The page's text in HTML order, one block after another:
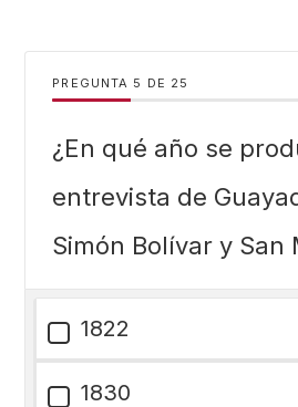
PREGUNTA DE 25
¿En qué año se
entrevista de
Simón Bolívar y San
1822
1830